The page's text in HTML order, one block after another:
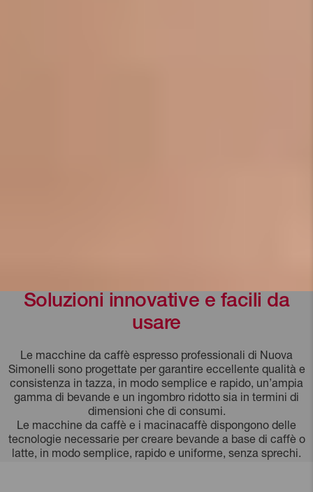
Soluzioni innovative e facili da
usare
Le macchine da caffè espresso professionali di Nuova
Simonelli sono progettate per garantire eccellente qualità e
consistenza in tazza, in modo semplice e rapido, un’ampia
gamma di bevande e un ingombro ridotto sia in termini di
dimensioni che di consumi.
Le macchine da caffè e i macinacaffè dispongono delle
tecnologie necessarie per creare bevande a base di caffè o
latte, in modo semplice, rapido e uniforme, senza sprechi.